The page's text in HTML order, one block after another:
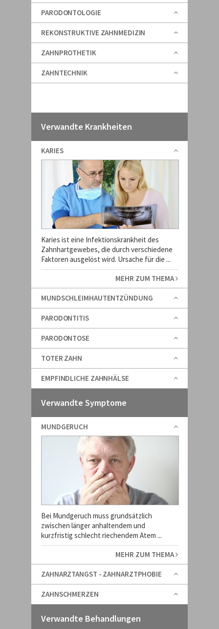
PARODONTOLOGIE
REKONSTRUKTIVE ZAHNMEDIZIN
ZAHNPROTHETIK
ZAHNTECHNIK
Verwandte Krankheiten
KARIES
Karies ist eine Infektionskrankheit des
Zahnhartgewebes, die durch verschiedene
Faktoren ausgelöst wird. Ursache für die ...
MEHR ZUM THEMA
MUNDSCHLEIMHAUTENTZÜNDUNG
PARODONTITIS
PARODONTOSE
TOTER ZAHN
EMPFINDLICHE ZAHNHÄLSE
Verwandte Symptome
MUNDGERUCH
Bei Mundgeruch muss grundsätzlich
zwischen länger anhaltendem und
kurzfristig schlecht riechendem Atem ...
MEHR ZUM THEMA
ZAHNARZTANGST - ZAHNARZTPHOBIE
ZAHNSCHMERZEN
Verwandte Behandlungen